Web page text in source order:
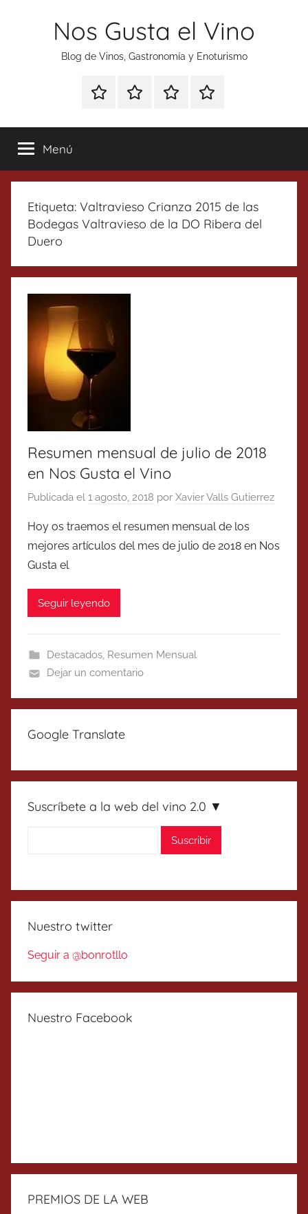
Nos Gusta el Vino
Blog de Vinos, Gastronomía y Enoturismo
Especial
Tonics
Enoturismo
Gastronomía
RankingContacto
Menú
Etiqueta: Valtravieso Crianza 2015 de las
Bodegas Valtravieso de la DO Ribera del
Duero
Resumen mensual de julio de 2018
en Nos Gusta el Vino
Publicada el 1 agosto, 2018 por Xavier Valls Gutierrez
Hoy os traemos el resumen mensual de los
mejores artículos del mes de julio de 2018 en Nos
Gusta el
Seguir leyendo
Destacados, Resumen Mensual
Dejar un comentario
Google Translate
Suscríbete a la web del vino 2.0 ▼
Nuestro twitter
Seguir a @bonrotllo
Nuestro Facebook
PREMIOS DE LA WEB